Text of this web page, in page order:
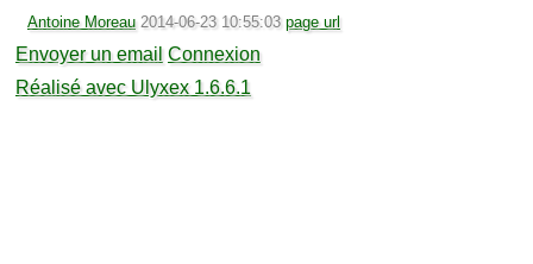
Antoine Moreau 2014-06-23 10:55:03 page url
Envoyer un email Connexion
Réalisé avec Ulyxex 1.6.6.1